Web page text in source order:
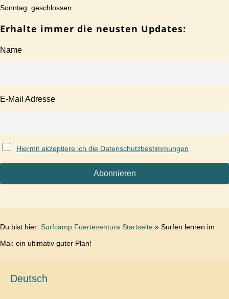
Sonntag: geschlossen
Erhalte immer die neusten Updates:
Name
E-Mail Adresse
Hiermit akzeptiere ich die Datenschutzbestimmungen
Du bist hier: Surfcamp Fuerteventura Startseite » Surfen lernen im
Mai: ein ultimativ guter Plan!
Deutsch